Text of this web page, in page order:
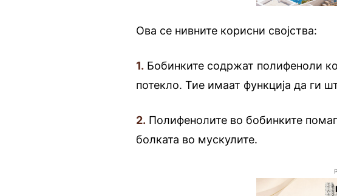
Ова се нивните корисни својства:
1. Бобинките содржат полифеноли
потекло. Тие имаат функција да ги
2. Полифенолите во бобинките
болката во мускулите.